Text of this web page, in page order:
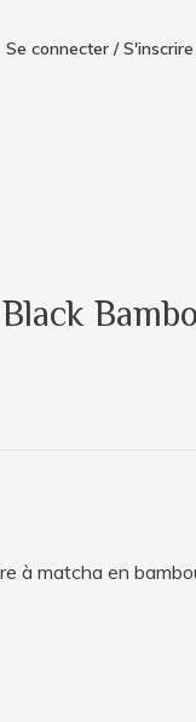
Se connecter / S'inscrire
à matcha en